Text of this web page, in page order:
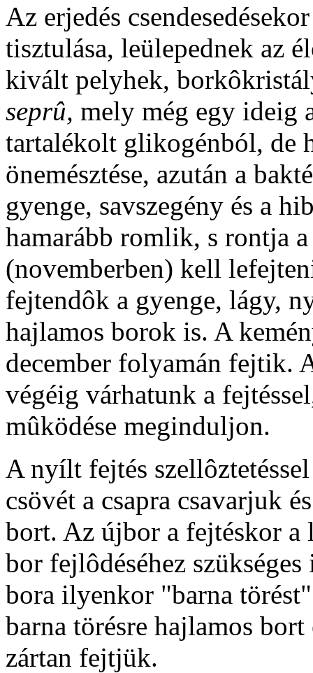
Az erjedés
tisztulása, leülepednek az
kivált pelyhek,
seprû, mely még egy ideig
tartalékolt glikogénból, de
önemésztése, azután a
gyenge, savszegény és a
hamarább romlik, s rontja
(novemberben) kell
fejtendôk a gyenge, lágy,
hajlamos borok is. A
december folyamán fejtik.
végéig várhatunk a
mûködése meginduljon.
A nyílt fejtés
csövét a csapra csavarjuk
bort. Az újbor a fejtéskor a
bor fejlôdéséhez
bora ilyenkor "barna
barna törésre hajlamos bort
zártan fejtjük.